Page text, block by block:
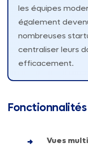
les équipes
également
nombreuses
centraliser leurs
efficacement.
Vues